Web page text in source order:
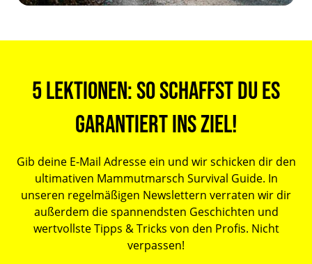
5 Lektionen: So schaffst du es
garantiert ins Ziel!
Gib deine E-Mail Adresse ein und wir schicken dir den
ultimativen Mammutmarsch Survival Guide. In
unseren regelmäßigen Newslettern verraten wir dir
außerdem die spannendsten Geschichten und
wertvollste Tipps & Tricks von den Profis. Nicht
verpassen!